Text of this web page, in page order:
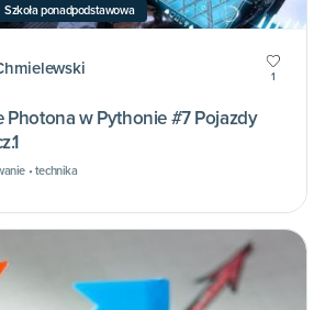
Szkoła ponadpodstawowa
1
Photona w Pythonie #7 Pojazdy
• technika